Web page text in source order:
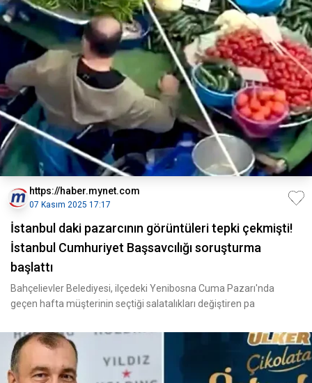
https://haber.mynet.com
07 Kasım 2025 17:17
İstanbul daki pazarcının görüntüleri tepki çekmişti!
İstanbul Cumhuriyet Başsavcılığı soruşturma
başlattı
Bahçelievler Belediyesi, ilçedeki Yenibosna Cuma Pazarı'nda
geçen hafta müşterinin seçtiği salatalıkları değiştiren pa